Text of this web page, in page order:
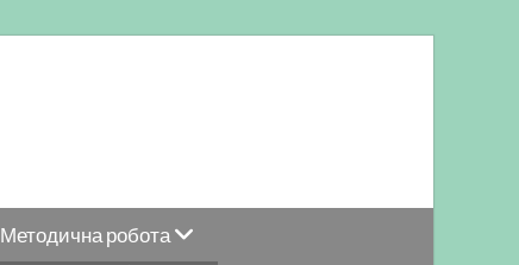
Методична робота